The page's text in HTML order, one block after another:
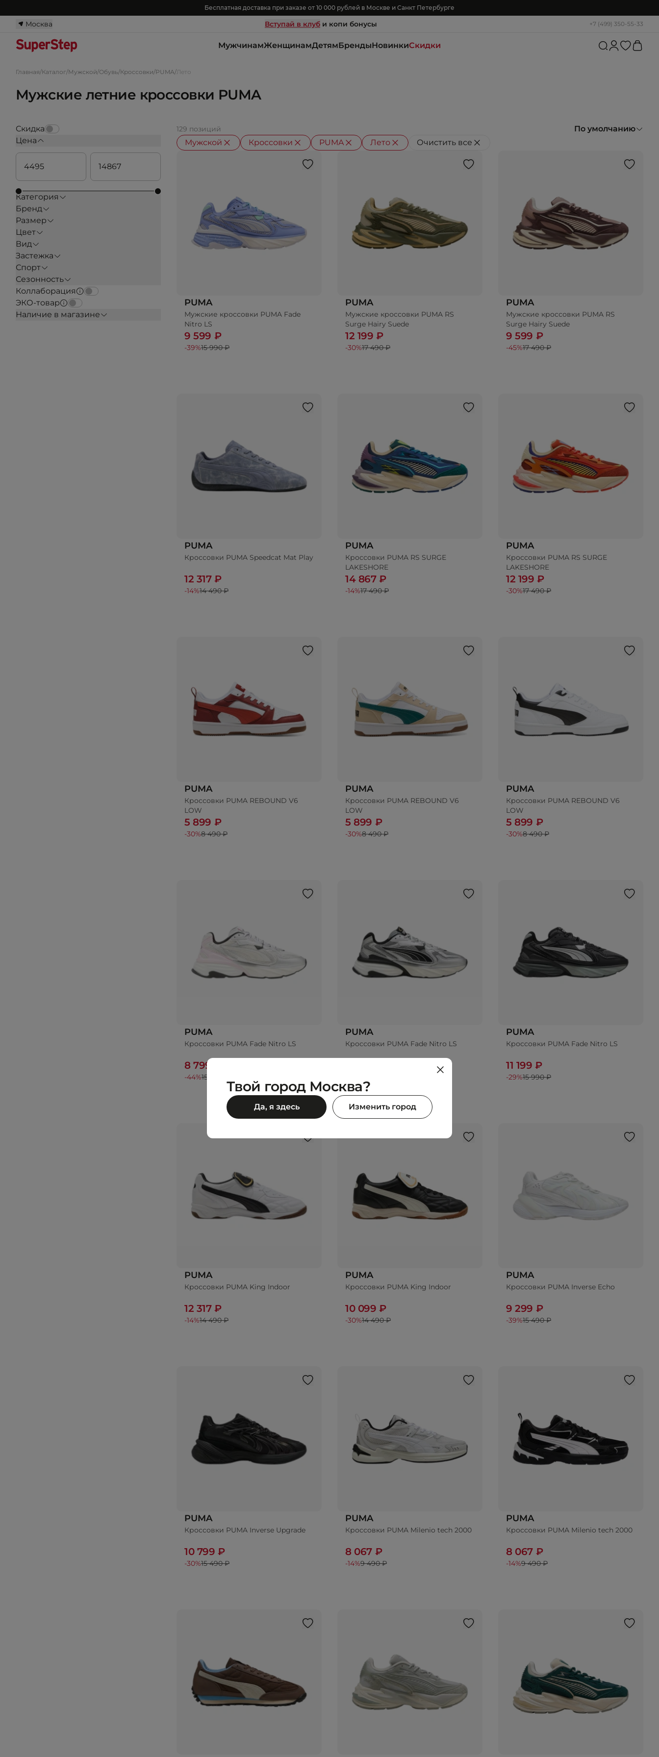
Бесплатная доставка при заказе от 10 000 рублей в Москве и Санкт Петербурге
Москва Вступай в клуб и копи бонусы +7 (499) 350-55-33
МужчинамЖенщинамДетямБрендыНовинкиСкидки
Главная/Каталог/Мужской/Обувь/Кроссовки/PUMA/Лето
Мужские летние кроссовки PUMA
Скидка
Цена
Категория
Бренд
Размер
Цвет
Вид
Застежка
Спорт
Сезонность
Коллаборация
ЭКО-товар
Наличие в магазине
129 позиций
По умолчанию
Мужской
Кроссовки PUMA Лето Очистить все
PUMA
Мужские кроссовки PUMA Fade
Nitro LS
9 599 ₽
-39%15 990 ₽
PUMA
Мужские кроссовки PUMA RS
Surge Hairy Suede
12 199 ₽
-30%17 490 ₽
PUMA
Мужские кроссовки PUMA RS
Surge Hairy Suede
9 599 ₽
-45%17 490 ₽
PUMA
Кроссовки PUMA Speedcat Mat Play
12 317 ₽
-14%14 490 ₽
Добавить в корзину
PUMA
Кроссовки PUMA RS SURGE
LAKESHORE
14 867 ₽
-14%17 490 ₽
PUMA
Кроссовки PUMA RS SURGE
LAKESHORE
12 199 ₽
-30%17 490 ₽
PUMA
Кроссовки PUMA REBOUND V6
LOW
5 899 ₽
-30%8 490 ₽
PUMA
Кроссовки PUMA REBOUND V6
LOW
5 899 ₽
-30%8 490 ₽
PUMA
Кроссовки PUMA REBOUND V6
LOW
5 899 ₽
-30%8 490 ₽
PUMA
Кроссовки PUMA Fade Nitro LS
8 799 ₽
-44%15 990 ₽
PUMA
Кроссовки PUMA Fade Nitro LS
PUMA
Кроссовки PUMA Fade Nitro LS
11 199 ₽
-29%15 990 ₽
PUMA
Кроссовки PUMA King Indoor
12 317 ₽
-14%14 490 ₽
PUMA
Кроссовки PUMA King Indoor
10 099 ₽
-30%14 490 ₽
PUMA
Кроссовки PUMA Inverse Echo
9 299 ₽
-39%15 490 ₽
PUMA
Кроссовки PUMA Inverse Upgrade
10 799 ₽
-30%15 490 ₽
PUMA
Кроссовки PUMA Milenio tech 2000
8 067 ₽
-14%9 490 ₽
PUMA
Кроссовки PUMA Milenio tech 2000
8 067 ₽
-14%9 490 ₽
Твой город Москва?
Да, я здесь Изменить город